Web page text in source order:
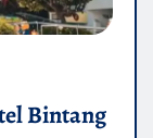
Bintang